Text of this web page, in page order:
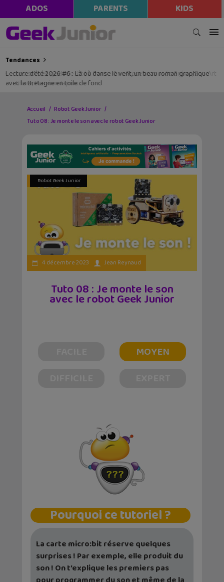
ADOS PARENTS KIDS
Tendances
Lecture d’été 2026 #6 : Là où danse le vent, un beau roman graphique
avec la Bretagne en toile de fond
Accueil
Robot Geek Junior
Tuto 08 : Je monte le son avec le robot Geek Junior
Robot Geek Junior
4 décembre 2023 Jean Reynaud
Tuto 08 : Je monte le son
avec le robot Geek Junior
MOYEN
Pourquoi ce tutoriel ?
La carte micro:bit réserve quelques
surprises ! Par exemple, elle produit du
son ! On t’explique les premiers pas
modal-check